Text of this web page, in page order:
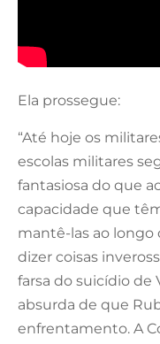
Ela prossegue:
“Até hoje os
escolas militares
fantasiosa do que
capacidade que
mantê-las ao
dizer coisas
farsa do suicídio de
absurda de que
enfrentamento. A